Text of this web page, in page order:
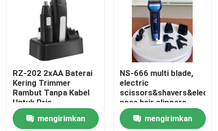
Rumah
RZ-202 2xAA Baterai
Kering Trimmer
Rambut Tanpa Kabel
Untuk Pria
mengirimkan
NS-666 multi blade,
electric
nose hair clippers
mengirimkan